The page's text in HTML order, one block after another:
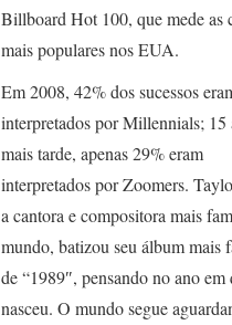
Billboard Hot 100, que mede as
mais populares nos EUA.
Em 2008, 42% dos sucessos
interpretados por Millennials; 15
mais tarde, apenas 29% eram
interpretados por Zoomers.
a cantora e compositora mais
mundo, batizou seu álbum mais
de “1989″, pensando no ano em
nasceu. O mundo segue